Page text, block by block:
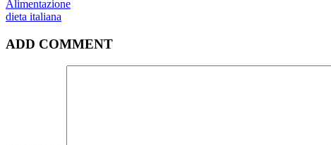
Alimentazione
dieta italiana
ADD COMMENT